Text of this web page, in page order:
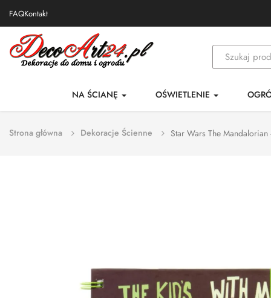
FAQKontakt
NA ŚCIANĘ OŚWIETLENIE
Strona główna Dekoracje Ścienne Star Wars The Mandalorian